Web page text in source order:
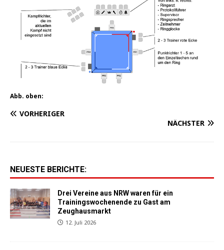
Abb. oben:
VORHERIGER
NÄCHSTER
NEUESTE BERICHTE:
Drei Vereine aus NRW waren für ein
Trainingswochenende zu Gast am
Zeughausmarkt
12. Juli 2026